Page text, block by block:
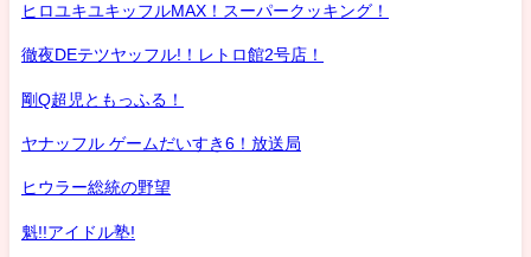
ヒロユキユキッフルMAX！スーパークッキング！
徹夜DEテツヤッフル!！レトロ館2号店！
剛Q超児ともっふる！
ヤナッフル ゲームだいすき6！放送局
ヒウラー総統の野望
魁!!アイドル塾!